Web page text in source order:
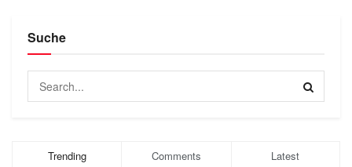
Suche
Trending Comments Latest